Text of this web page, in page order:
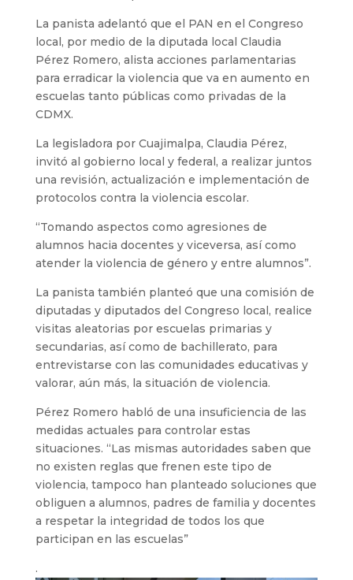
La panista adelantó que el PAN en el Congreso
local, por medio de la diputada local Claudia
Pérez Romero, alista acciones parlamentarias
para erradicar la violencia que va en aumento en
escuelas tanto públicas como privadas de la
CDMX.
La legisladora por Cuajimalpa, Claudia Pérez,
invitó al gobierno local y federal, a realizar juntos
una revisión, actualización e implementación de
protocolos contra la violencia escolar.
“Tomando aspectos como agresiones de
alumnos hacia docentes y viceversa, así como
atender la violencia de género y entre alumnos”.
La panista también planteó que una comisión de
diputadas y diputados del Congreso local, realice
visitas aleatorias por escuelas primarias y
secundarias, así como de bachillerato, para
entrevistarse con las comunidades educativas y
valorar, aún más, la situación de violencia.
Pérez Romero habló de una insuficiencia de las
medidas actuales para controlar estas
situaciones. “Las mismas autoridades saben que
no existen reglas que frenen este tipo de
violencia, tampoco han planteado soluciones que
obliguen a alumnos, padres de familia y docentes
a respetar la integridad de todos los que
participan en las escuelas”
.